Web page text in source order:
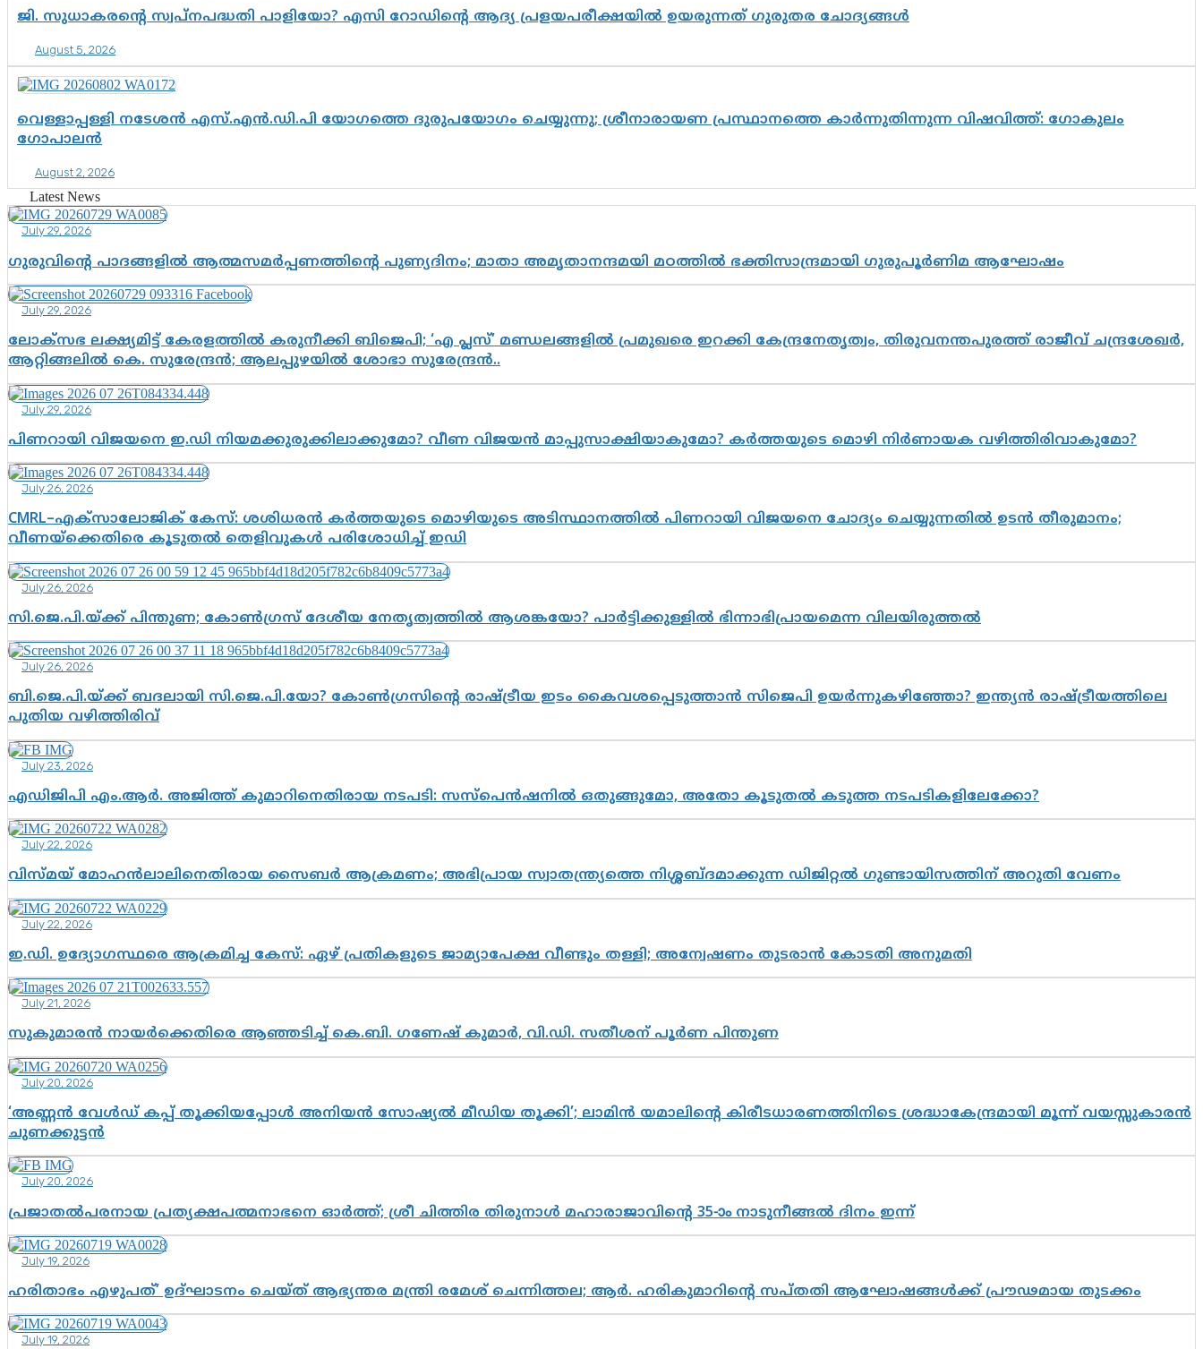
ജി. സുധാകരന്റെ സ്വപ്നപദ്ധതി പാളിയോ? എസി റോഡിന്റെ ആദ്യ പ്രളയപരീക്ഷയിൽ ഉയരുന്നത് ഗുരുതര ചോദ്യങ്ങൾ
August 5, 2026
വെള്ളാപ്പള്ളി നടേശൻ എസ്.എൻ.ഡി.പി യോഗത്തെ ദുരുപയോഗം ചെയ്യുന്നു; ശ്രീനാരായണ പ്രസ്ഥാനത്തെ കാർന്നുതിന്നുന്ന വിഷവിത്ത്: ഗോകുലം
ഗോപാലൻ
August 2, 2026
Latest News
July 29, 2026
ഗുരുവിന്റെ പാദങ്ങളിൽ ആത്മസമർപ്പണത്തിന്റെ പുണ്യദിനം; മാതാ അമൃതാനന്ദമയി മഠത്തിൽ ഭക്തിസാന്ദ്രമായി ഗുരുപൂർണിമ ആഘോഷം
July 29, 2026
ലോക്സഭ ലക്ഷ്യമിട്ട് കേരളത്തിൽ കരുനീക്കി ബിജെപി; ‘എ പ്ലസ്’ മണ്ഡലങ്ങളിൽ പ്രമുഖരെ ഇറക്കി കേന്ദ്രനേതൃത്വം, തിരുവനന്തപുരത്ത് രാജീവ് ചന്ദ്രശേഖർ,
ആറ്റിങ്ങലിൽ കെ. സുരേന്ദ്രൻ; ആലപ്പുഴയിൽ ശോഭാ സുരേന്ദ്രൻ..
July 29, 2026
പിണറായി വിജയനെ ഇ.ഡി നിയമക്കുരുക്കിലാക്കുമോ? വീണ വിജയൻ മാപ്പുസാക്ഷിയാകുമോ? കർത്തയുടെ മൊഴി നിർണായക വഴിത്തിരിവാകുമോ?
July 26, 2026
CMRL–എക്‌സാലോജിക് കേസ്: ശശിധരൻ കർത്തയുടെ മൊഴിയുടെ അടിസ്ഥാനത്തിൽ പിണറായി വിജയനെ ചോദ്യം ചെയ്യുന്നതിൽ ഉടൻ തീരുമാനം;
വീണയ്‌ക്കെതിരെ കൂടുതൽ തെളിവുകൾ പരിശോധിച്ച് ഇഡി
July 26, 2026
സി.ജെ.പി.യ്ക്ക് പിന്തുണ; കോൺഗ്രസ് ദേശീയ നേതൃത്വത്തിൽ ആശങ്കയോ? പാർട്ടിക്കുള്ളിൽ ഭിന്നാഭിപ്രായമെന്ന വിലയിരുത്തൽ
July 26, 2026
ബി.ജെ.പി.യ്ക്ക് ബദലായി സി.ജെ.പി.യോ? കോൺഗ്രസിന്റെ രാഷ്ട്രീയ ഇടം കൈവശപ്പെടുത്താൻ സിജെപി ഉയർന്നുകഴിഞ്ഞോ? ഇന്ത്യൻ രാഷ്ട്രീയത്തിലെ
പുതിയ വഴിത്തിരിവ്
July 23, 2026
എഡിജിപി എം.ആർ. അജിത്ത് കുമാറിനെതിരായ നടപടി: സസ്പെൻഷനിൽ ഒതുങ്ങുമോ, അതോ കൂടുതൽ കടുത്ത നടപടികളിലേക്കോ?
July 22, 2026
വിസ്മയ് മോഹൻലാലിനെതിരായ സൈബർ ആക്രമണം; അഭിപ്രായ സ്വാതന്ത്ര്യത്തെ നിശ്ശബ്ദമാക്കുന്ന ഡിജിറ്റൽ ഗുണ്ടായിസത്തിന് അറുതി വേണം
July 22, 2026
ഇ.ഡി. ഉദ്യോഗസ്ഥരെ ആക്രമിച്ച കേസ്: ഏഴ് പ്രതികളുടെ ജാമ്യാപേക്ഷ വീണ്ടും തള്ളി; അന്വേഷണം തുടരാൻ കോടതി അനുമതി
July 21, 2026
സുകുമാരൻ നായർക്കെതിരെ ആഞ്ഞടിച്ച് കെ.ബി. ഗണേഷ് കുമാർ, വി.ഡി. സതീശന് പൂർണ പിന്തുണ
July 20, 2026
‘അണ്ണൻ വേൾഡ് കപ്പ് തൂക്കിയപ്പോൾ അനിയൻ സോഷ്യൽ മീഡിയ തൂക്കി’; ലാമിൻ യമാലിന്റെ കിരീടധാരണത്തിനിടെ ശ്രദ്ധാകേന്ദ്രമായി മൂന്ന് വയസ്സുകാരൻ
ചുണക്കുട്ടൻ
July 20, 2026
പ്രജാതൽപരനായ പ്രത്യക്ഷപത്മനാഭനെ ഓർത്ത്; ശ്രീ ചിത്തിര തിരുനാൾ മഹാരാജാവിന്റെ 35-ാം നാടുനീങ്ങൽ ദിനം ഇന്ന്
July 19, 2026
ഹരിതാഭം എഴുപത്’ ഉദ്ഘാടനം ചെയ്ത് ആഭ്യന്തര മന്ത്രി രമേശ് ചെന്നിത്തല; ആർ. ഹരികുമാറിന്റെ സപ്തതി ആഘോഷങ്ങൾക്ക് പ്രൗഢമായ തുടക്കം
July 19, 2026